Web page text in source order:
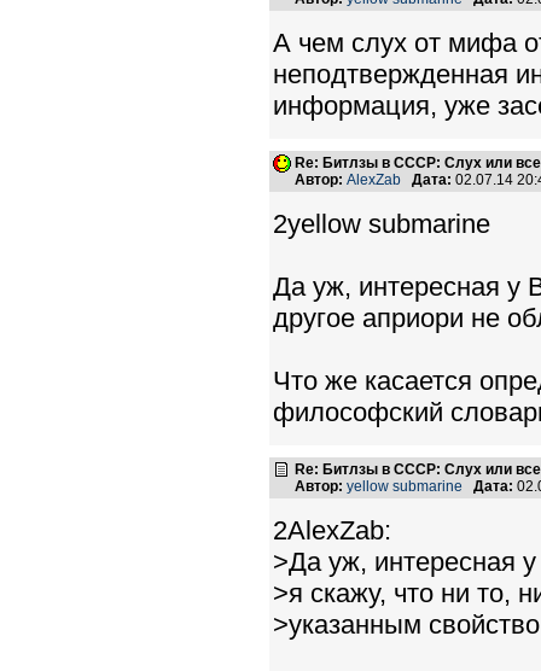
А чем слух от мифа
неподтвержденная
информация, уже
Re: Битлзы в СССР: Слух или
Автор: AlexZab Дата: 02.07.14
2yellow submarine
Да уж, интересная у
другое априори не
Что же касается
философский
Re: Битлзы в СССР: Слух или
Автор: yellow submarine Дата:
2AlexZab:
>Да уж, интересная
>я скажу, что ни то,
>указанным